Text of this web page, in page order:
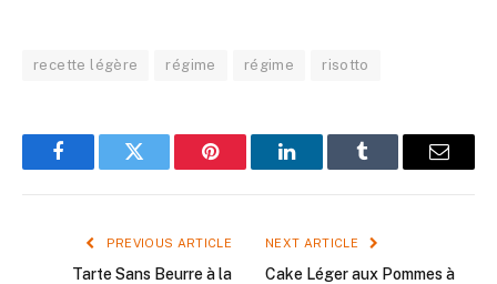
recette légère régime régime risotto
FacebookTwitter Pinterest LinkedInTumblr Email
PREVIOUS ARTICLE
Tarte Sans Beurre à la
NEXT ARTICLE
Cake Léger aux Pommes à